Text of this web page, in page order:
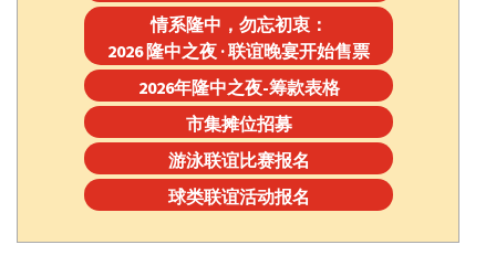
情系隆中，勿忘初衷：
2026 隆中之夜 · 联谊晚宴开始售票
2026年隆中之夜-筹款表格
市集摊位招募
游泳联谊比赛报名
球类联谊活动报名